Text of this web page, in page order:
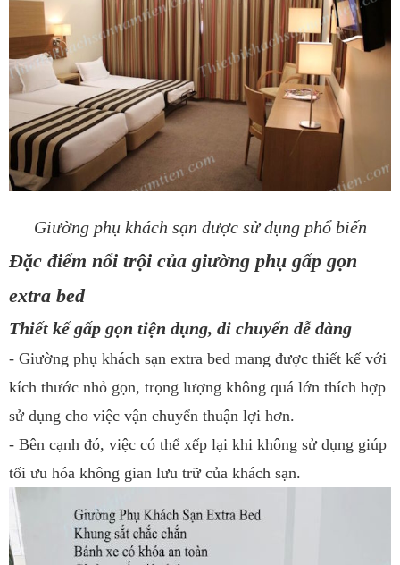
Giường phụ khách sạn được sử dụng phổ biến
Đặc điểm nổi trội của giường phụ gấp gọn
extra bed
Thiết kế gấp gọn tiện dụng, di chuyển dễ dàng
- Giường phụ khách sạn extra bed mang được thiết kế với
kích thước nhỏ gọn, trọng lượng không quá lớn thích hợp
sử dụng cho việc vận chuyển thuận lợi hơn.
- Bên cạnh đó, việc có thể xếp lại khi không sử dụng giúp
tối ưu hóa không gian lưu trữ của khách sạn.